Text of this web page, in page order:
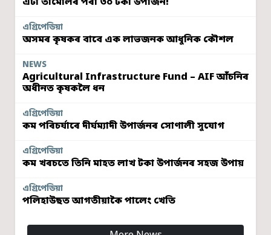
এগ্ৰিপেডিয়া
অসমৰ কৃষকৰ বাবে এক লাভজনক আধুনিক কৌশল
NEWS
Agricultural Infrastructure Fund – AIF আঁচনিৰ
অধীনত কৃষকলৈ ধন
এগ্ৰিপেডিয়া
কম পৰিচৰ্যাৰে দীৰ্ঘম্যাদী উপাৰ্জনৰ সোণালী সুযোগ
এগ্ৰিপেডিয়া
কম খৰচতে তিনি মাহত লাখ টকা উপাৰ্জনৰ সহজ উপায়
এগ্ৰিপেডিয়া
পলিহাউছত আগতীয়াকৈ পালেং খেতি